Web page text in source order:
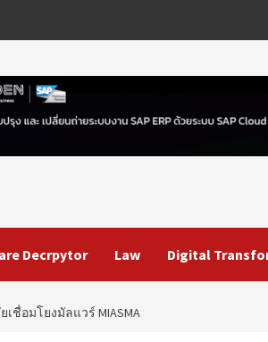
Decrpytor Law Digital
เชื่อมโยงมัลแวร์ MIASMA